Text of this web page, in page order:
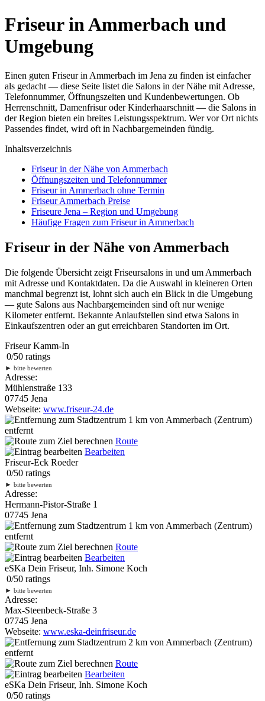
Friseur in Ammerbach und
Umgebung
Einen guten Friseur in Ammerbach im Jena zu finden ist einfacher
als gedacht — diese Seite listet die Salons in der Nähe mit Adresse,
Telefonnummer, Öffnungszeiten und Kundenbewertungen. Ob
Herrenschnitt, Damenfrisur oder Kinderhaarschnitt — die Salons in
der Region bieten ein breites Leistungsspektrum. Wer vor Ort nichts
Passendes findet, wird oft in Nachbargemeinden fündig.
Inhaltsverzeichnis
Friseur in der Nähe von Ammerbach
Öffnungszeiten und Telefonnummer
Friseur in Ammerbach ohne Termin
Friseur Ammerbach Preise
Friseure Jena – Region und Umgebung
Häufige Fragen zum Friseur in Ammerbach
Friseur in der Nähe von Ammerbach
Die folgende Übersicht zeigt Friseursalons in und um Ammerbach
mit Adresse und Kontaktdaten. Da die Auswahl in kleineren Orten
manchmal begrenzt ist, lohnt sich auch ein Blick in die Umgebung
— gute Salons aus Nachbargemeinden sind oft nur wenige
Kilometer entfernt. Bekannte Anlaufstellen sind etwa Salons in
Einkaufszentren oder an gut erreichbaren Standorten im Ort.
Friseur Kamm-In
0/50 ratings
► bitte bewerten
Adresse:
Mühlenstraße 133
07745 Jena
Webseite: www.friseur-24.de
1 km von Ammerbach (Zentrum)
entfernt
Route
Bearbeiten
Friseur-Eck Roeder
0/50 ratings
► bitte bewerten
Adresse:
Hermann-Pistor-Straße 1
07745 Jena
1 km von Ammerbach (Zentrum)
entfernt
Route
Bearbeiten
eSKa Dein Friseur, Inh. Simone Koch
0/50 ratings
► bitte bewerten
Adresse:
Max-Steenbeck-Straße 3
07745 Jena
Webseite: www.eska-deinfriseur.de
2 km von Ammerbach (Zentrum)
entfernt
Route
Bearbeiten
eSKa Dein Friseur, Inh. Simone Koch
0/50 ratings